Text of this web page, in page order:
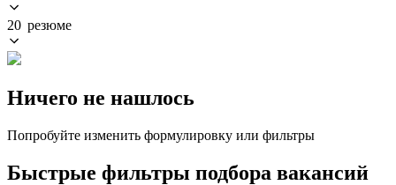
20 резюме
Ничего не нашлось
Попробуйте изменить формулировку или фильтры
Быстрые фильтры подбора вакансий